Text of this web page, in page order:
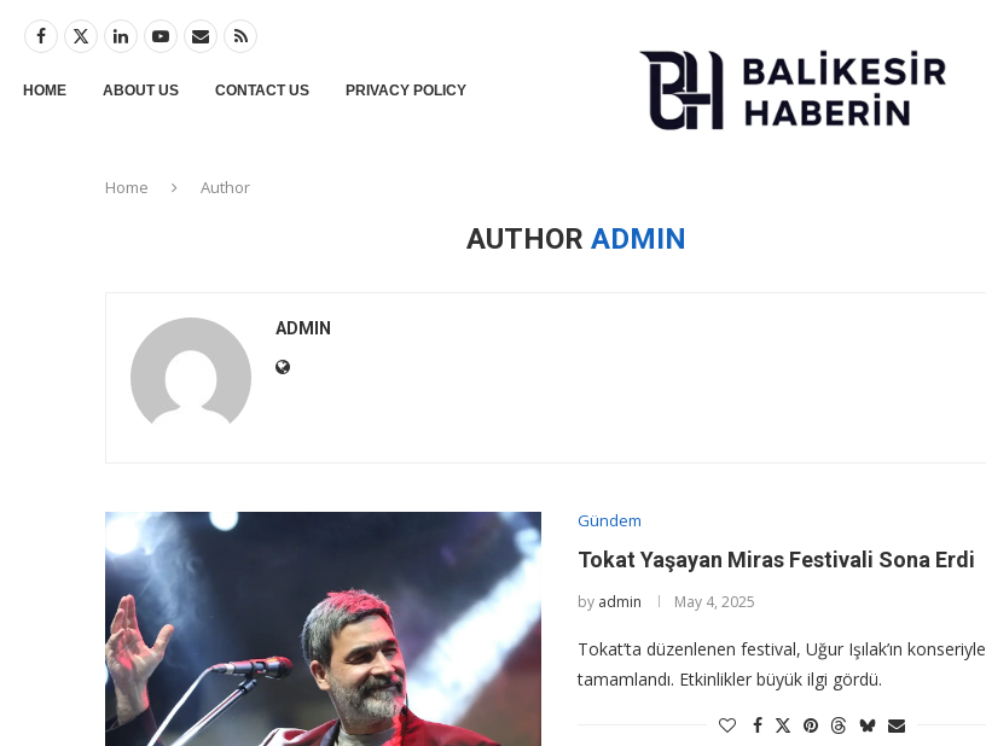
HOME ABOUT US CONTACT US PRIVACY POLICY
Home Author
AUTHOR ADMIN
ADMIN
Gündem
Tokat Yaşayan Miras Festivali Sona Erdi
by admin May 4, 2025
Tokat’ta düzenlenen festival, Uğur Işılak’ın konseriyle
tamamlandı. Etkinlikler büyük ilgi gördü.